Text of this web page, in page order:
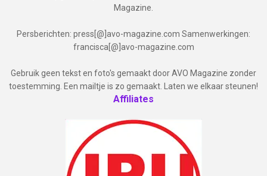
Magazine.
Persberichten: press[@]avo-magazine.com Samenwerkingen:
francisca[@]avo-magazine.com
Gebruik geen tekst en foto's gemaakt door AVO Magazine zonder
toestemming. Een mailtje is zo gemaakt. Laten we elkaar steunen!
Affiliates